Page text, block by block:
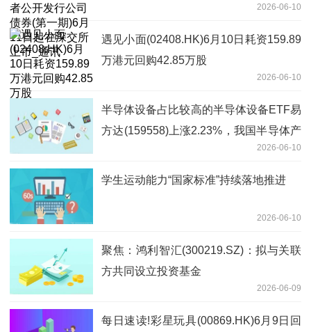
2026-06-10
遇见小面(02408.HK)6月10日耗资159.89
万港元回购42.85万股
2026-06-10
半导体设备占比较高的半导体设备ETF易
方达(159558)上涨2.23%，我国半导体产
2026-06-10
学生运动能力“国家标准”持续落地推进
2026-06-10
聚焦：鸿利智汇(300219.SZ)：拟与关联
方共同设立投资基金
2026-06-09
每日速读!彩星玩具(00869.HK)6月9日回